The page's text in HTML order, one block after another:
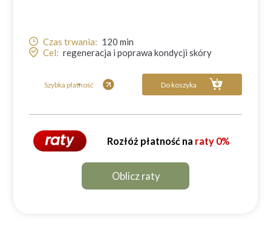
Czas trwania: 120 min
Cel: regeneracja i poprawa kondycji skóry
Szybka płatność Do koszyka
Rozłóż płatność na raty 0%
Oblicz raty